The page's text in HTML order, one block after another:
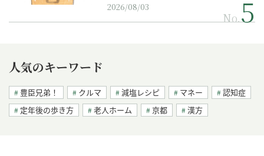
2026/08/03
No.
人気のキーワード
豊臣兄弟！ クルマ 減塩レシピ マネー
認知症
定年後の歩き方
老人ホーム 京都 漢方